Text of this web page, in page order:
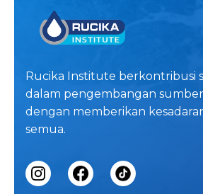
Rucika Institute berkontribusi
dalam pengembangan sumber
dengan memberikan
semua.